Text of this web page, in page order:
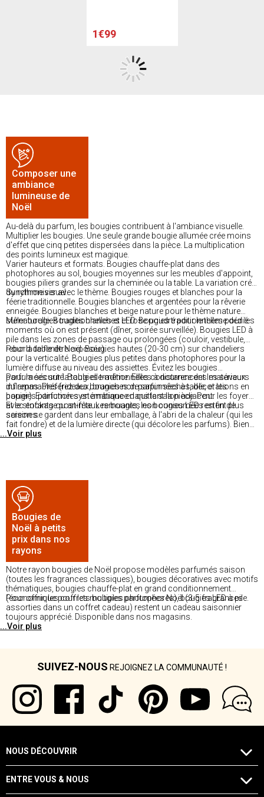
1€99
Composer une
ambiance
lumineuse de
Noël
Au-delà du parfum, les bougies contribuent à l'ambiance visuelle.
Multiplier les bougies. Une seule grande bougie allumée crée moins
d'effet que cinq petites dispersées dans la pièce. La multiplication
des points lumineux est magique.
Varier hauteurs et formats. Bougies chauffe-plat dans des
photophores au sol, bougies moyennes sur les meubles d'appoint,
bougies piliers grandes sur la cheminée ou la table. La variation crée
du rythme visuel.
Synchroniser avec le thème. Bougies rouges et blanches pour la
féerie traditionnelle. Bougies blanches et argentées pour la rêverie
enneigée. Bougies blanches et beige nature pour le thème nature
surnaturelle. Bougies blanches et rose poudré pour le thème dédié.
Mêler bougies traditionnelles et LED. Bougies traditionnelles pour les
moments où on est présent (dîner, soirée surveillée). Bougies LED à
pile dans les zones de passage ou prolongées (couloir, vestibule,
rebord de fenêtre exposée).
Pour la table de Noël. Bougies hautes (20-30 cm) sur chandeliers
pour la verticalité. Bougies plus petites dans photophores pour la
lumière diffuse au niveau des assiettes. Évitez les bougies
parfumées sur la table elle-même. Elles concurrencent les saveurs
du repas. Préférez des bougies non parfumées à table, et les
bougies parfumées en ambiance dans le salon adjacent.
Pour la sécurité. Bougies traditionnelles à distance des matériaux
inflammables (rideaux, branches de sapin sèches, décorations en
papier). Extinction systématique en quittant la pièce. Pour les foyers
avec enfants ou animaux remuants, les bougies LED restent plus
sereines.
Et le stockage post-fête. Les bougies non consumées en fin de
saison se gardent dans leur emballage, à l'abri de la chaleur (qui les
fait fondre) et de la lumière directe (qui décolore les parfums). Bien
conservées, elles servent plusieurs années.
...Voir plus
Bougies de
Noël à petits
prix dans nos
rayons
Notre rayon bougies de Noël propose modèles parfumés saison
(toutes les fragrances classiques), bougies décoratives avec motifs
thématiques, bougies chauffe-plat en grand conditionnement
(économique pour les multiples photophores), bougies LED à pile.
Pour offrir, les coffrets bougies parfumées Noël (3-5 fragrances
assorties dans un coffret cadeau) restent un cadeau saisonnier
toujours apprécié. Disponible dans nos magasins.
...Voir plus
SUIVEZ-NOUS REJOIGNEZ LA COMMUNAUTÉ !
NOUS DÉCOUVRIR
ENTRE VOUS & NOUS